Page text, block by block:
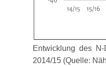
Entwicklung des
2014/15 (Quelle: